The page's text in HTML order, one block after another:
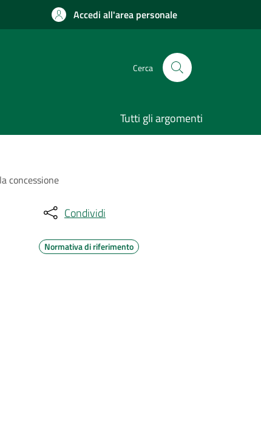
Accedi all'area personale
Cerca
Tutti gli argomenti
concessione
Condividi
Normativa di riferimento